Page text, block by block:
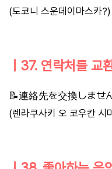
(도코니 스운데이마스카?)
ㅣ37. 연락처를 교
📝連絡先を交換しませ
(렌라쿠사키 오 코우칸 시